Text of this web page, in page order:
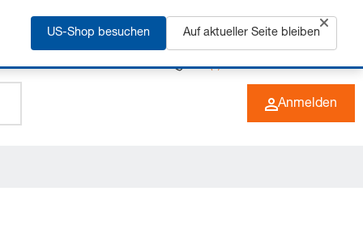
+49 (0) 6266 73-0 DE
Anmelden
US-Shop besuchen Auf aktueller Seite bleiben